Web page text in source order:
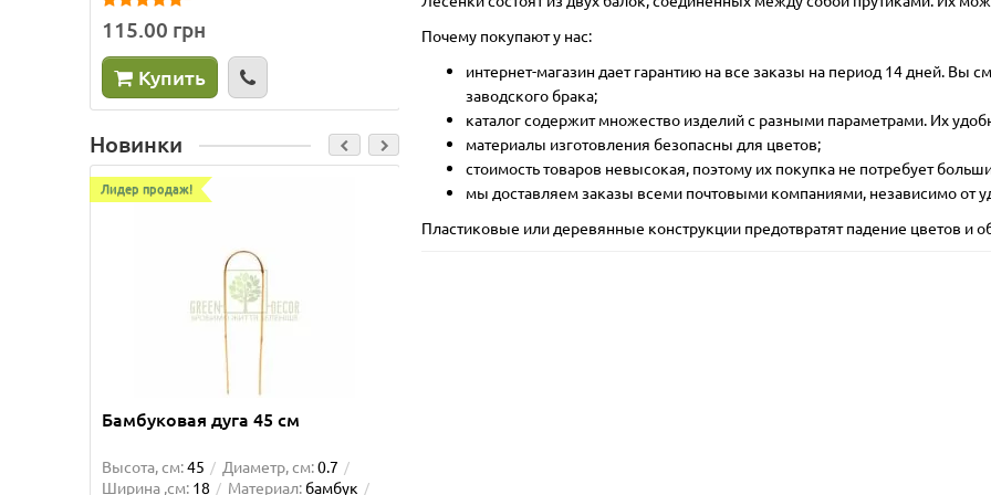
115.00 грн
Купить
225.00 грн
Купить Купить
Новинки
Лидер продаж!
Бамбуковая дуга 45 см
Высота, см:45 Диаметр, см:0.7
Ширина ,см: 18 Материал:бамбук
Лидер продаж! Лидер продаж!
Почему покупают у нас:
интернет-магазин дает гарантию на все заказы на период 14 дней. Вы
заводского брака;
каталог содержит множество изделий с разными параметрами. Их
материалы изготовления безопасны для цветов;
стоимость товаров невысокая, поэтому их покупка не потребует
мы доставляем заказы всеми почтовыми компаниями, независимо от
Пластиковые или деревянные конструкции предотвратят падение цветов и